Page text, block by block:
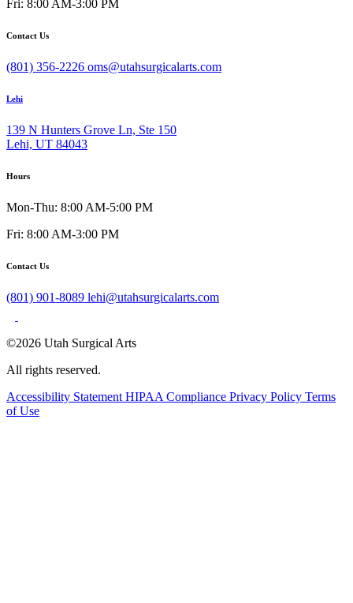
Fri: 8:00 AM-3:00 PM
Contact Us
(801) 356-2226 oms@utahsurgicalarts.com
Lehi
139 N Hunters Grove Ln, Ste 150
Lehi, UT 84043
Hours
Mon-Thu: 8:00 AM-5:00 PM
Fri: 8:00 AM-3:00 PM
Contact Us
(801) 901-8089 lehi@utahsurgicalarts.com
©2026 Utah Surgical Arts
All rights reserved.
Accessibility Statement HIPAA Compliance Privacy Policy Terms
of Use